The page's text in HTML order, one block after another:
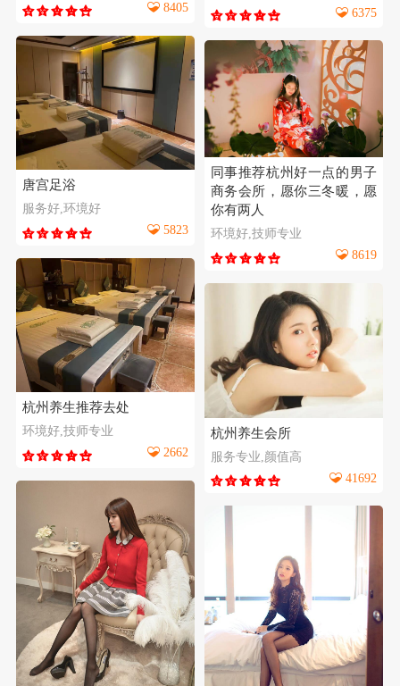
8405 6375
唐宫足浴
服务好,环境好
5823
同事推荐杭州好一点的男子
商务会所，愿你三冬暖，愿
你有两人
环境好,技师专业
8619
杭州养生推荐去处
环境好,技师专业
2662
杭州养生会所
服务专业,颜值高
41692